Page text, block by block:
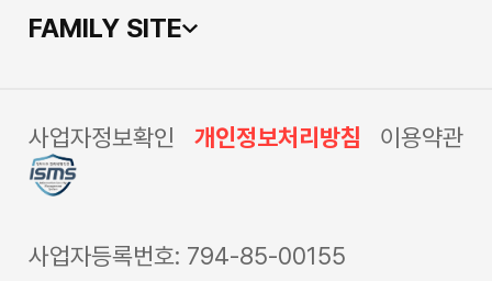
FAMILY SITE
사업자정보확인 개인정보처리방침 이용약관
사업자등록번호: 794-85-00155